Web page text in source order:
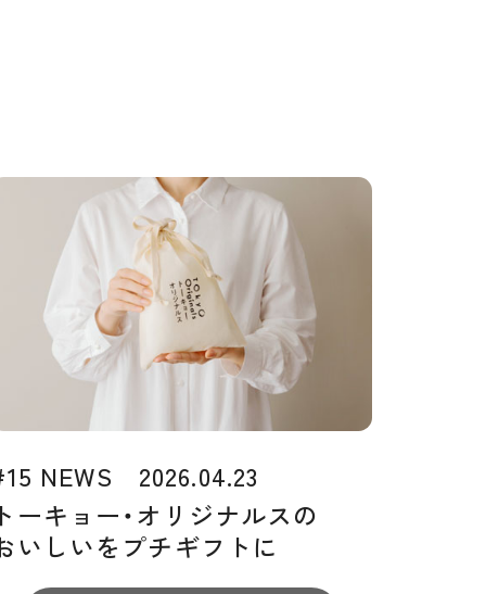
NEWS 2026.04.23
ーキョー・オリジナルスの
いしいをプチギフトに